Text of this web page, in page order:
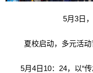
5月3日
夏校启动，多元活
5月4日 10： 24，以“